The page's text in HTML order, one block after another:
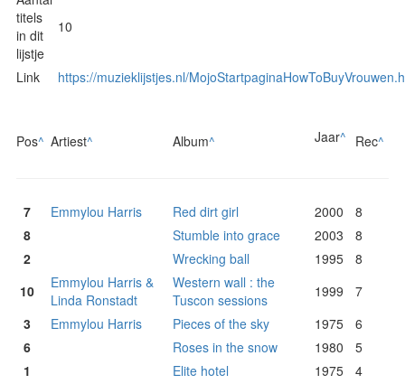
titels
in dit
lijstje
10
Link https://muzieklijstjes.nl/
Pos^ Artiest^ Album^ Jaar^ Rec^
7 Emmylou Harris Red dirt girl 2000
8
8
Stumble into grace 2003
8
2
Wrecking ball 1995
8
10
Emmylou Harris &
Linda Ronstadt
Western wall : the
Tuscon sessions
1999
7
3
Emmylou Harris Pieces of the sky 1975
6
6
Roses in the snow 1980
5
1
Elite hotel 1975
4